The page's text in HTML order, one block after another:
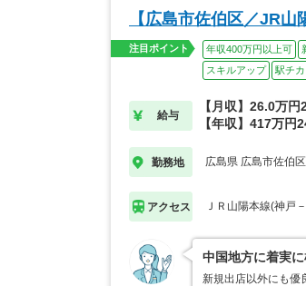
【広島市佐伯区／JR
注目ポイント 年収400万円以上可
スキルアップ
駅チカ
給与
【月収】26.0万円
【年収】417万円
勤務地 広島県 広島市佐伯区
アクセス ＪＲ山陽本線(神戸
中国地方に着実
新規出店以外にも優